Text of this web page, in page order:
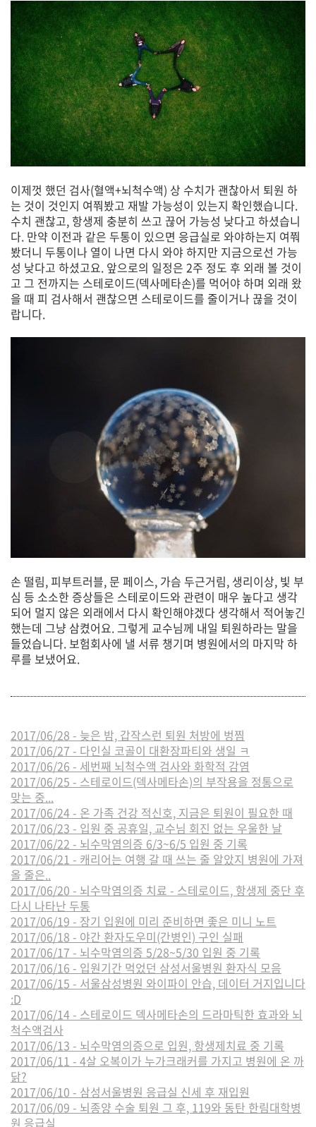
이제껏 했던 검사(혈액+뇌척수액) 상 수치가 괜찮아서 퇴원 하
는 것이 것인지 여쭤봤고 재발 가능성이 있는지 확인했습니다.
수치 괜찮고, 항생제 충분히 쓰고 끊어 가능성 낮다고 하셨습니
다. 만약 이전과 같은 두통이 있으면 응급실로 와야하는지 여쭤
봤더니 두통이나 열이 나면 다시 와야 하지만 지금으로선 가능
성 낮다고 하셨고요. 앞으로의 일정은 2주 정도 후 외래 볼 것이
고 그 전까지는 스테로이드(덱사메타손)를 먹어야 하며 외래 왔
을 때 피 검사해서 괜찮으면 스테로이드를 줄이거나 끊을 것이
랍니다.
손 떨림, 피부트러블, 문 페이스, 가슴 두근거림, 생리이상, 빛 부
심 등 소소한 증상들은 스테로이드와 관련이 매우 높다고 생각
되어 멀지 않은 외래에서 다시 확인해야겠다 생각해서 적어놓긴
했는데 그냥 삼켰어요. 그렇게 교수님께 내일 퇴원하라는 말을
들었습니다. 보험회사에 낼 서류 챙기며 병원에서의 마지막 하
루를 보냈어요.
2017/06/28 - 늦은 밤, 갑작스런 퇴원 처방에 벙찜
2017/06/27 - 다인실 코골이 대환장파티와 생일 ㅋ
2017/06/26 - 세번째 뇌척수액 검사와 화학적 감염
2017/06/25 - 스테로이드(덱사메타손)의 부작용을 정통으로
맞는 중...
2017/06/24 - 온 가족 건강 적신호, 지금은 퇴원이 필요한 때
2017/06/23 - 입원 중 공휴일, 교수님 회진 없는 우울한 날
2017/06/22 - 뇌수막염의증 6/3~6/5 입원 중 기록
2017/06/21 - 캐리어는 여행 갈 때 쓰는 줄 알았지 병원에 가져
올 줄은..
2017/06/20 - 뇌수막염의증 치료 - 스테로이드, 항생제 중단 후
다시 나타난 두통
2017/06/19 - 장기 입원에 미리 준비하면 좋은 미니 노트
2017/06/18 - 야간 환자도우미(간병인) 구인 실패
2017/06/17 - 뇌수막염의증 5/28~5/30 입원 중 기록
2017/06/16 - 입원기간 먹었던 삼성서울병원 환자식 모음
2017/06/15 - 서울삼성병원 와이파이 안습, 데이터 거지입니다
:D
2017/06/14 - 스테로이드 덱사메타손의 드라마틱한 효과와 뇌
척수액검사
2017/06/13 - 뇌수막염의증으로 입원, 항생제치료 중 기록
2017/06/11 - 4살 오복이가 누가크래커를 가지고 병원에 온 까
닭?
2017/06/10 - 삼성서울병원 응급실 신세 후 재입원
2017/06/09 - 뇌종양 수술 퇴원 그 후, 119와 동탄 한림대학병
원 응급실